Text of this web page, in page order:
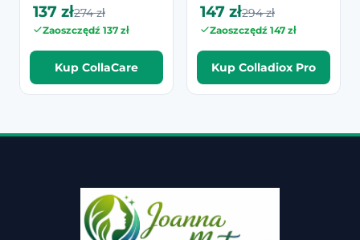
137 zł274 zł
Zaoszczędź 137 zł
Kup CollaCare
147 zł294 zł
Zaoszczędź 147 zł
Kup Colladiox Pro